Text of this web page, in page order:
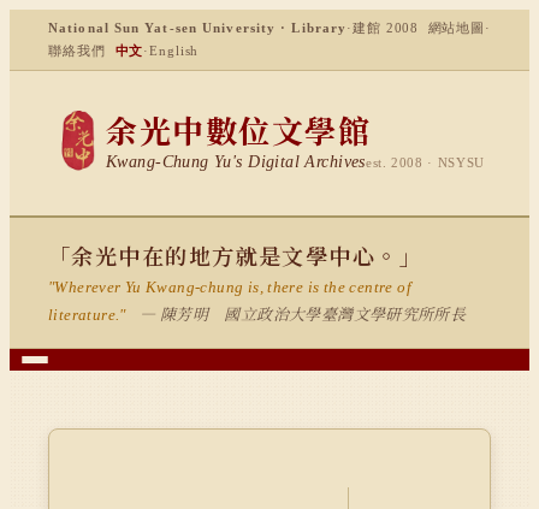
National Sun Yat-sen University · Library ·建館 2008 網站地圖 ·
聯絡我們
中文·English
余光中數位文學館
Kwang-Chung Yu's Digital Archivesest. 2008 · NSYSU
「余光中在的地方就是文學中心。」
"Wherever Yu Kwang-chung is, there is the centre of
literature."
— 陳芳明 國立政治大學臺灣文學研究所所長